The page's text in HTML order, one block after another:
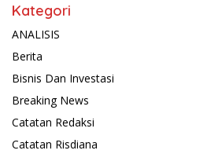
Kategori
ANALISIS
Berita
Bisnis Dan Investasi
Breaking News
Catatan Redaksi
Catatan Risdiana